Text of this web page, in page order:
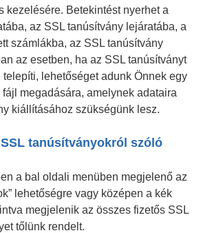
kezelésére. Betekintést nyerhet a
az SSL tanúsítvány lejáratába, a
számlákba, az SSL tanúsítvány
az esetben, ha az SSL tanúsítványt
telepíti, lehetőséget adunk Önnek egy
megadására, amelynek adataira
kiállításához szükségünk lesz.
tanúsítványokról szóló
a bal oldali menüben megjelenő az
lehetőségre vagy középen a kék
megjelenik az összes fizetős SSL
tőlünk rendelt.